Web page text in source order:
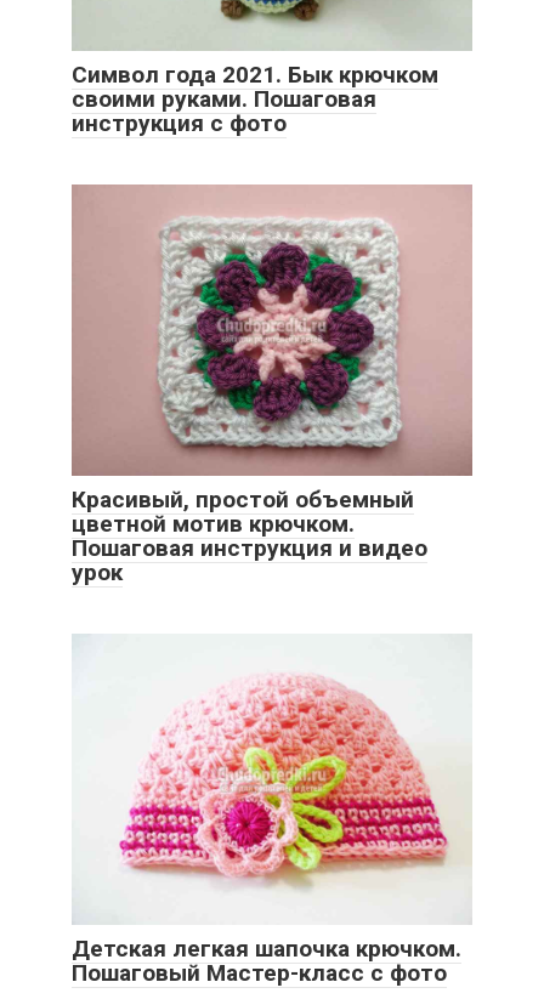
Символ года 2021. Бык крючком
своими руками. Пошаговая
инструкция с фото
Красивый, простой объемный
цветной мотив крючком.
Пошаговая инструкция и видео
урок
Детская легкая шапочка крючком.
Пошаговый Мастер-класс с фото